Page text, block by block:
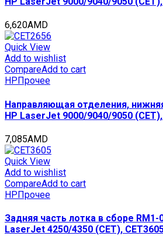
6,620AMD
Quick View
Add to wishlist
CompareAdd to cart
HP Прочее
Направляющая отделения,
HP LaserJet 9000/9040/9050
7,085AMD
Quick View
Add to wishlist
CompareAdd to cart
HPПрочее
Задняя часть лотка в сборе RM1-
LaserJet 4250/4350 (CET),